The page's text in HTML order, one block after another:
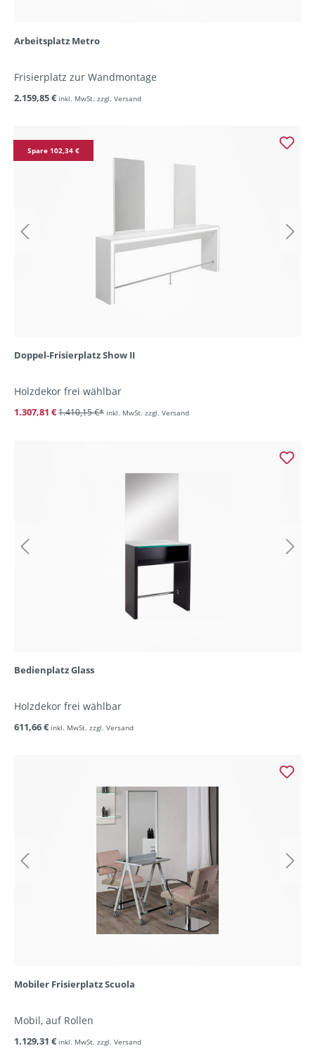
Arbeitsplatz Metro
Frisierplatz zur Wandmontage
2.159,85 € inkl. MwSt. zzgl. Versand
Spare 102,34 €
Doppel-Frisierplatz Show II
Holzdekor frei wählbar
1.307,81 €1.410,15 €* inkl. MwSt. zzgl. Versand
Bedienplatz Glass
Holzdekor frei wählbar
611,66 € inkl. MwSt. zzgl. Versand
Mobiler Frisierplatz Scuola
Mobil, auf Rollen
1.129,31 € inkl. MwSt. zzgl. Versand